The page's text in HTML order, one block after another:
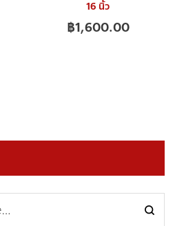
16 นิ้ว
฿1,600.00